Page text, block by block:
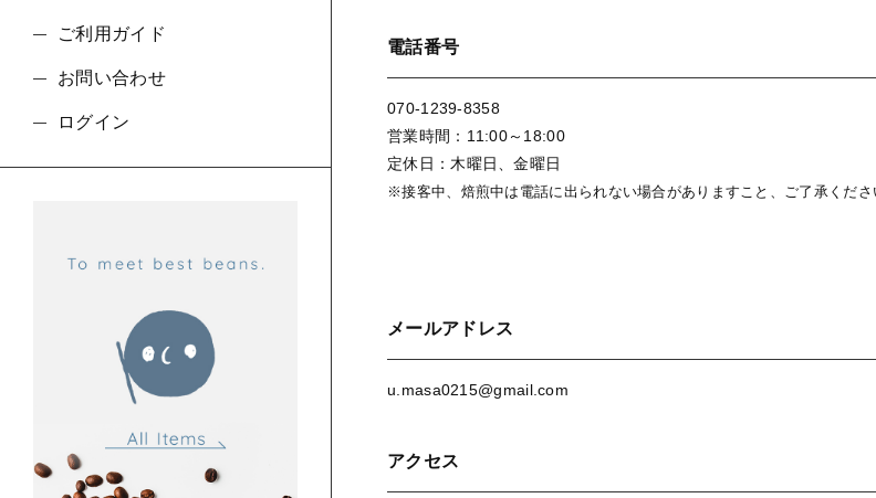
電話番号
070-1239-8358
営業時間：11:00～18:00
定休日：木曜日、金曜日
※接客中、焙煎中は電話に出られない場合がありますこと、ご了承くださ
メールアドレス
u.masa0215@gmail.com
アクセス
ご利用ガイド
お問い合わせ
ログイン